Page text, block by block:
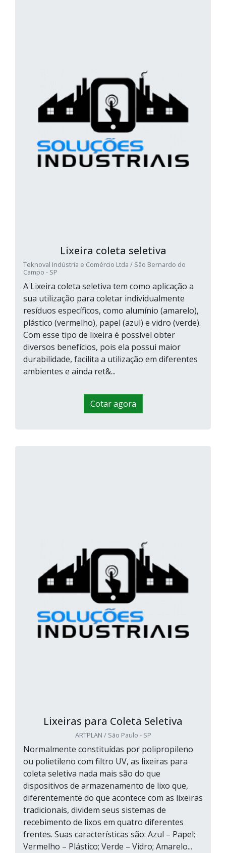
Lixeira coleta seletiva
Teknoval Indústria e Comércio Ltda / São Bernardo do
Campo - SP
A Lixeira coleta seletiva tem como aplicação a
sua utilização para coletar individualmente
resíduos específicos, como alumínio (amarelo),
plástico (vermelho), papel (azul) e vidro (verde).
Com esse tipo de lixeira é possível obter
diversos benefícios, pois ela possui maior
durabilidade, facilita a utilização em diferentes
ambientes e ainda ret&...
Cotar agora
Lixeiras para Coleta Seletiva
ARTPLAN / São Paulo - SP
Normalmente constituídas por polipropileno
ou polietileno com filtro UV, as lixeiras para
coleta seletiva nada mais são do que
dispositivos de armazenamento de lixo que,
diferentemente do que acontece com as lixeiras
tradicionais, dividem seus sistemas de
recebimento de lixos em quatro diferentes
frentes. Suas características são: Azul – Papel;
Vermelho – Plástico; Verde – Vidro; Amarelo...